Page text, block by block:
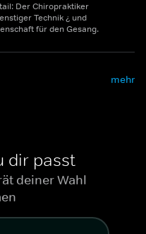
Der Chiropraktiker
Technik ¿ und
für den Gesang.
mehr
dir passt
deiner Wahl